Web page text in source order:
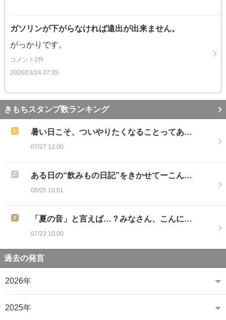
ガソリンが下がらなければ遠出が出来ません。
がっかりです。
コメント2件
2026/03/24 07:35
きもちスタンプ数ランキング
暑い日こそ、ついやりたくなることってあ…
07/27 12:00
ある日の“飲みもの日記”をきかせてーこん…
08/05 10:01
「夏の音」と言えば…？みなさん、こんに…
07/23 10:00
過去の発言
2026年
2025年